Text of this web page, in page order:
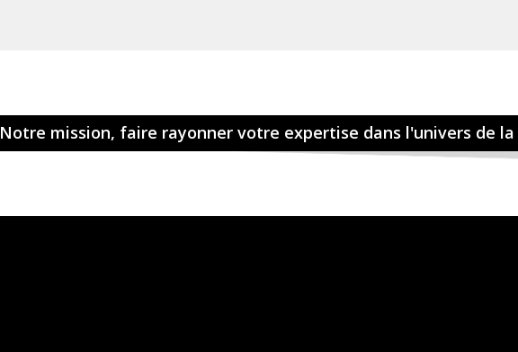
Notre mission, faire rayonner votre expertise dans l'univers de